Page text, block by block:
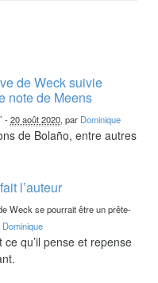
de Weck suivie
note de Meens
-20 août 2020, par Dominique
de Bolaño, entre autres
l’auteur
Weck se pourrait être un prête-
Dominique
ce qu’il pense et repense